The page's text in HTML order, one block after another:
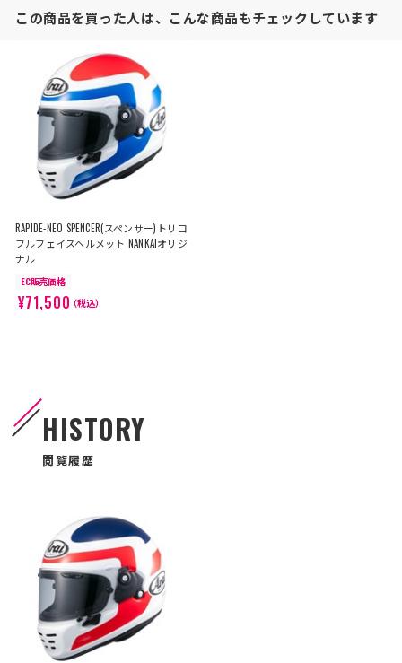
この商品を買った人は、こんな商品もチェックしています
RAPIDE-NEO SPENCER(スペンサー)トリコ
フルフェイスヘルメット NANKAIオリジ
ナル
EC販売価格
¥71,500（税込）
HISTORY
閲覧履歴